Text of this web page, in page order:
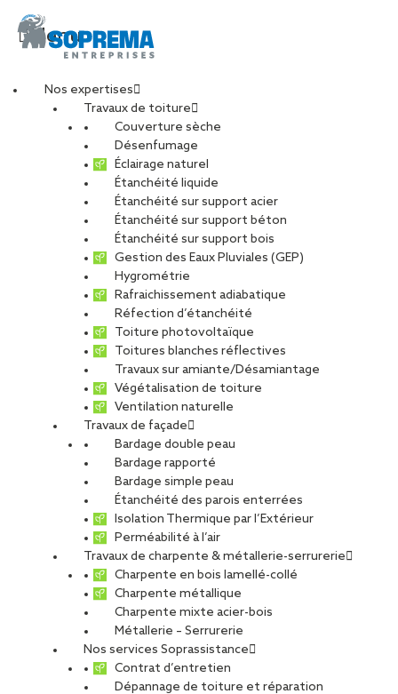
Menu
Nos expertises
Travaux de toiture
Couverture sèche
Désenfumage
Éclairage naturel
Étanchéité liquide
Étanchéité sur support acier
Étanchéité sur support béton
Étanchéité sur support bois
Gestion des Eaux Pluviales (GEP)
Hygrométrie
Rafraichissement adiabatique
Réfection d’étanchéité
Toiture photovoltaïque
Toitures blanches réflectives
Travaux sur amiante/Désamiantage
Végétalisation de toiture
Ventilation naturelle
Travaux de façade
Bardage double peau
Bardage rapporté
Bardage simple peau
Étanchéité des parois enterrées
Isolation Thermique par l’Extérieur
Perméabilité à l’air
Travaux de charpente & métallerie-serrurerie
Charpente en bois lamellé-collé
Charpente métallique
Charpente mixte acier-bois
Métallerie – Serrurerie
Nos services Soprassistance
Contrat d’entretien
Dépannage de toiture et réparation
Meilleurs voeux et
bonne année 2021 !
PARTAGER
04 janvier 2021
Toutes les équipes SOPREMA Entreprises s’unissent et vous
remercient pour votre fidélité et votre confiance tout au long
de l’année passée, et vous présentent leurs meilleurs vœux pour
Nous continuons à vous accompagner dans vos projets et à
construire, ensemble, les bâtiments de demain !